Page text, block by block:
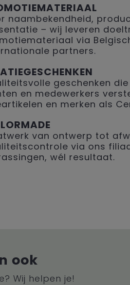
naambekendheid,
– wij leveren
via
partners.
geschenken
en medewerkers
en merken als
van ontwerp tot
via ons
wél resultaat.
ook
Wij helpen je!